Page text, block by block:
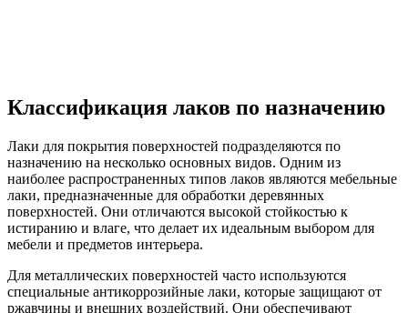
Классификация лаков по назначению
Лаки для покрытия поверхностей подразделяются по
назначению на несколько основных видов. Одним из
наиболее распространенных типов лаков являются мебельные
лаки, предназначенные для обработки деревянных
поверхностей. Они отличаются высокой стойкостью к
истиранию и влаге, что делает их идеальным выбором для
мебели и предметов интерьера.
Для металлических поверхностей часто используются
специальные антикоррозийные лаки, которые защищают от
ржавчины и внешних воздействий. Они обеспечивают